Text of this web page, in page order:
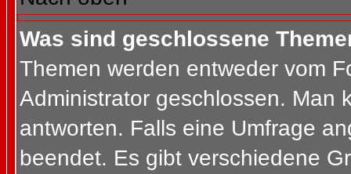
Was sind geschlossene
Themen werden entweder vom
Administrator geschlossen. Man
antworten. Falls eine Umfrage
beendet. Es gibt verschiedene